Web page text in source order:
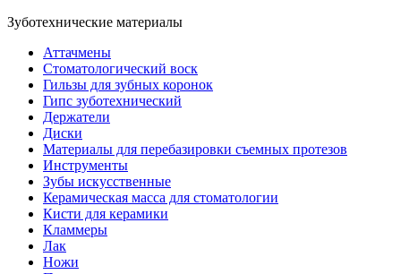
Зуботехнические материалы
Аттачмены
Стоматологический воск
Гильзы для зубных коронок
Гипс зуботехнический
Держатели
Диски
Материалы для перебазировки съемных протезов
Инструменты
Зубы искусственные
Керамическая масса для стоматологии
Кисти для керамики
Кламмеры
Лак
Ножи